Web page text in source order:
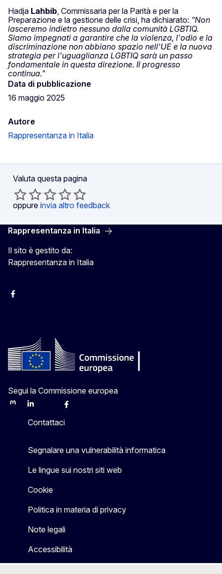
Hadja Lahbib, Commissaria per la Parità e per la
Preparazione e la gestione delle crisi, ha dichiarato: "Non
lasceremo indietro nessuno dalla comunità LGBTIQ.
Siamo impegnati a garantire che la violenza, l'odio e la
discriminazione non abbiano spazio nell'UE e la nuova
strategia per l'uguaglianza LGBTIQ sarà un passo
fondamentale in questa direzione. Il progresso
continua."
Data di pubblicazione
16 maggio 2025
Autore
Rappresentanza in Italia
Valuta questa pagina
oppure invia altro feedback
Rappresentanza in Italia
Il sito è gestito da:
Rappresentanza in Italia
Facebook Europa in Italia
Segui la Commissione europea
MastodonLinkedInBlueskyFacebook
Contattaci
Segnalare una vulnerabilità informatica
Le lingue sui nostri siti web
Cookie
Politica in materia di privacy
Note legali
Accessibilità